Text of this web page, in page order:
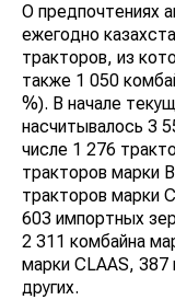
О предпочтениях
ежегодно
тракторов, из
также 1 050
%). В начале
насчитывалось 3
числе 1 276
тракторов марки
тракторов марки
603 импортных
2 311 комбайна
марки CLAAS, 387
других.